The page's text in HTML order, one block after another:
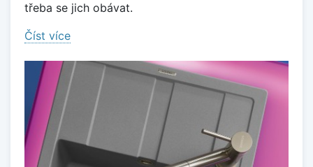
třeba se jich obávat.
Číst více